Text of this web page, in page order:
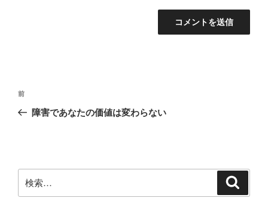
投
ー
シ
前
の
前
障害であなたの価値は変わらない
索: